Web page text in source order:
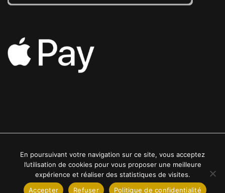
2022 © Luxe24kt | Tous droits réservés
En poursuivant votre navigation sur ce site, vous acceptez
l’utilisation de cookies pour vous proposer une meilleure
expérience et réaliser des statistiques de visites.
Accepter
Refuser Politique de confidentialité